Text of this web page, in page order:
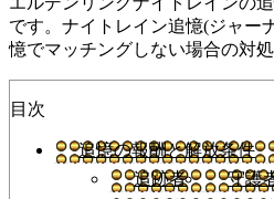
です。ナイトレイン追憶(ジャー
憶でマッチングしない場合の対処
目次
追憶の報酬と解放条件
追跡者
守護